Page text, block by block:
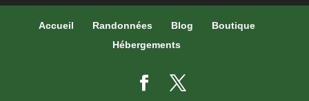
Accueil Randonnées Blog
Boutique
Hébergements